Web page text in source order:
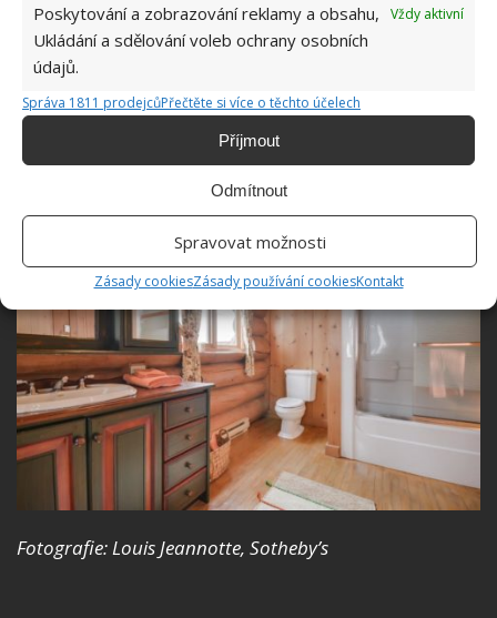
Poskytování a zobrazování reklamy a obsahu,
Ukládání a sdělování voleb ochrany osobních
údajů.
Vždy aktivní
Správa 1811 prodejcůPřečtěte si více o těchto účelech
Příjmout
Odmítnout
Spravovat možnosti
Zásady cookiesZásady používání cookiesKontakt
která je projektovaná jako pokoj pro hosty či dětský
pokoj, nachází se v ní tři jednolůžkové postele. Tato
nemovitost má rovněž suterén, ve kterém se nachází
další ložnice, rodinný pokoj a prádelna. Pokud vás
rezidence zaujala, je nyní v prodeji za 2 200 000
dolarů.
Fotografie: Louis Jeannotte, Sotheby’s